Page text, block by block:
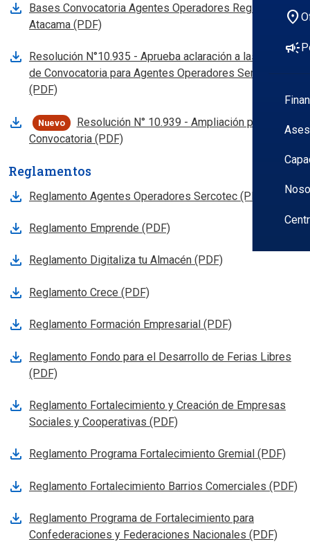
location_on
campaign
Bases Convocatoria Agentes Operadores Región
Atacama (PDF), abre en nueva pestana
Resolución N°10.935 - Aprueba aclaración a las Bases
de Convocatoria para Agentes Operadores Sercotec
(PDF), abre en nueva pestana
Nuevo
Resolución N° 10.939 - Ampliación plazo
Convocatoria (PDF), abre en nueva pestana
Reglamentos
Reglamento Agentes Operadores Sercotec (PDF)
Reglamento Emprende (PDF)
Reglamento Digitaliza tu Almacén (PDF)
Reglamento Crece (PDF)
Reglamento Formación Empresarial (PDF)
Reglamento Fondo para el Desarrollo de Ferias Libres
(PDF)
Reglamento Fortalecimiento y Creación de Empresas
Sociales y Cooperativas (PDF)
Reglamento Programa Fortalecimiento Gremial (PDF)
Reglamento Fortalecimiento Barrios Comerciales (PDF)
Reglamento Programa de Fortalecimiento para
Confederaciones y Federaciones Nacionales (PDF)